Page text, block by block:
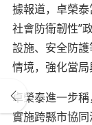
據報道，卓榮
社會防衛韌性”
設施、安全防
情境，強化當局
卓榮泰進一步
實施跨縣市協